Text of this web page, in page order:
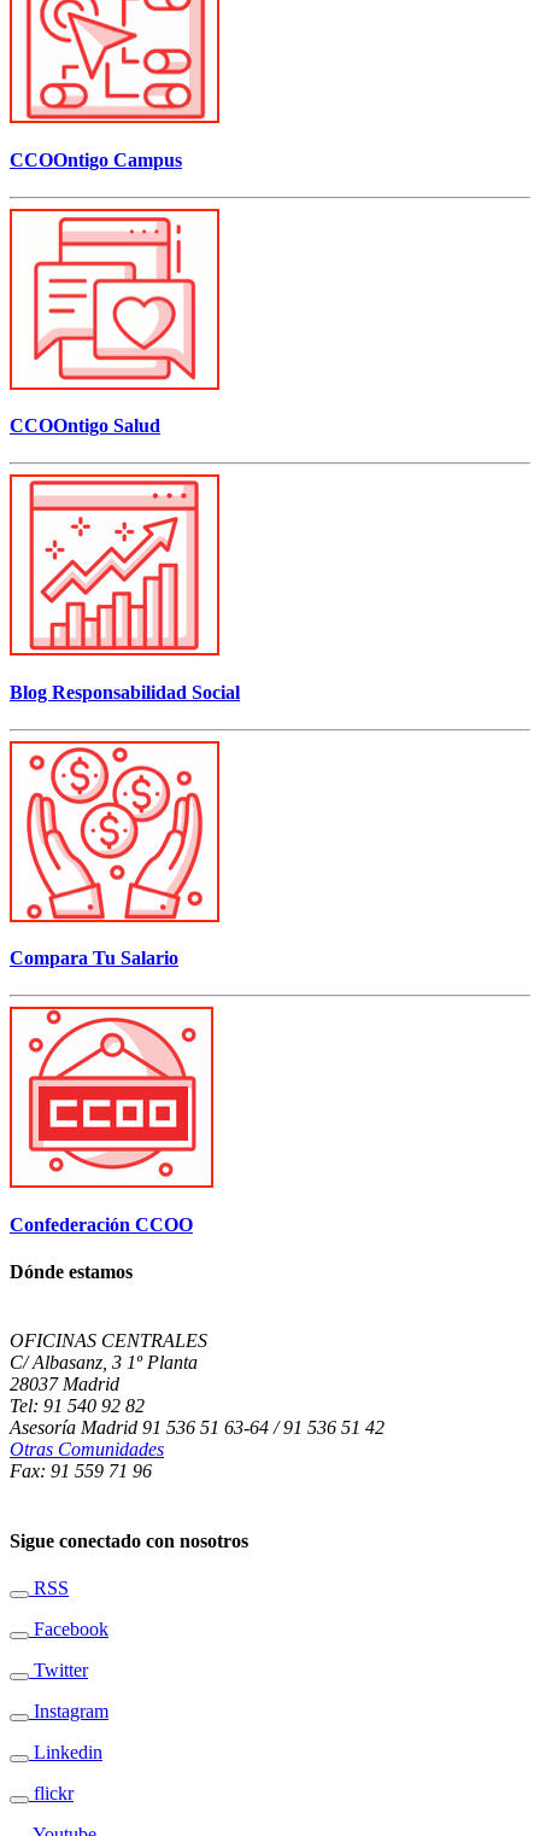
CCOOntigo Campus
CCOOntigo Salud
Blog Responsabilidad Social
Compara Tu Salario
Confederación CCOO
Dónde estamos
OFICINAS CENTRALES
C/ Albasanz, 3 1º Planta
28037 Madrid
Tel: 91 540 92 82
Asesoría Madrid 91 536 51 63-64 / 91 536 51 42
Otras Comunidades
Fax: 91 559 71 96
Sigue conectado con nosotros
RSS
Facebook
Twitter
Instagram
Linkedin
flickr